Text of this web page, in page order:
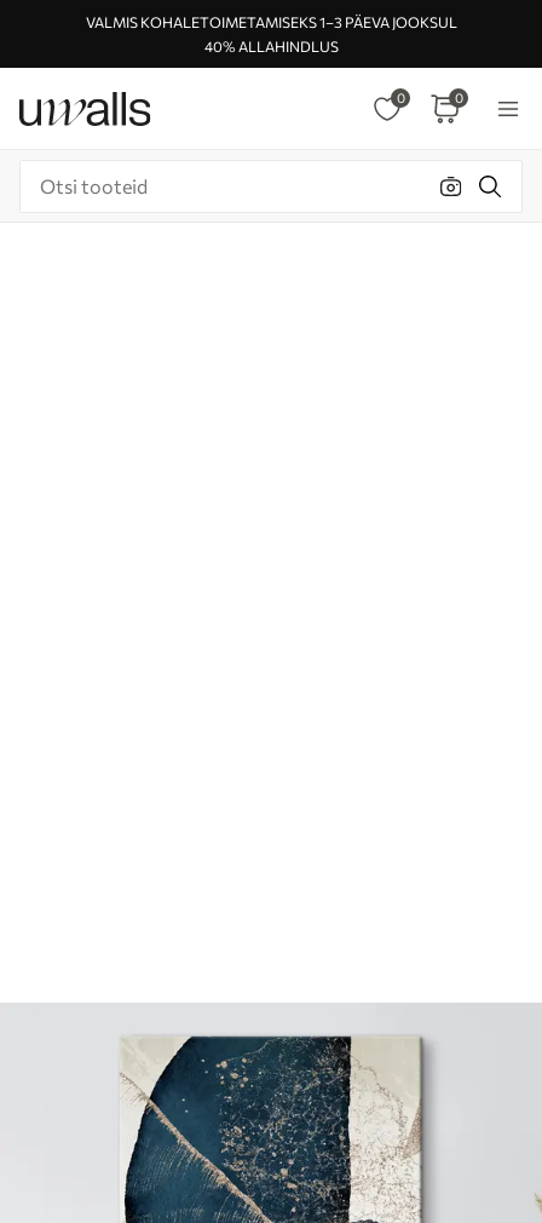
VALMIS KOHALETOIMETAMISEKS 1–3 PÄEVA JOOKSUL
40% ALLAHINDLUS
0 0